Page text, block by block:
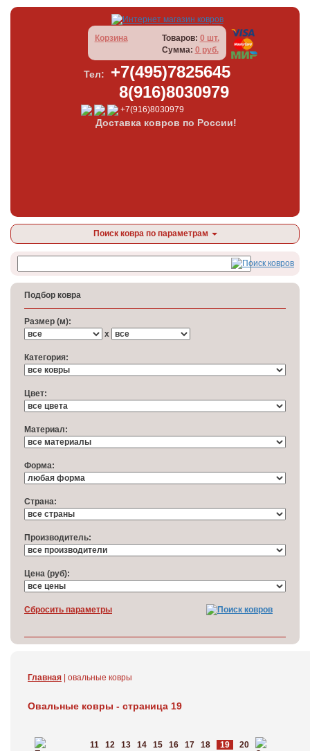
Корзина Товаров: 0 шт.
Сумма: 0 руб.
Тел:
+7(495)7825645
8(916)8030979
+7(916)8030979
Доставка ковров по России!
Поиск ковра по параметрам
Подбор ковра
Размер (м):
x
Категория:
Цвет:
Материал:
Форма:
Cтрана:
Производитель:
Цена (руб):
Cбросить параметры
Главная | овальные ковры
Овальные ковры - страница 19
11 12 13 14 15 16 17 18 19 20